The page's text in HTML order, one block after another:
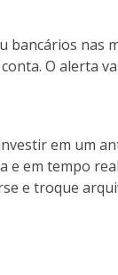
bancários nas
O alerta
em um
e em tempo
e troque